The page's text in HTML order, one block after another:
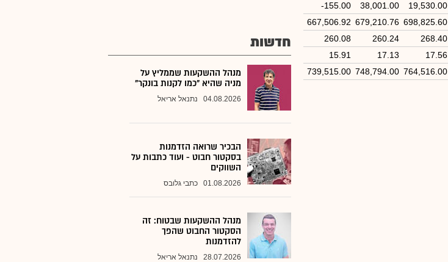
19,530.00
38,001.00
-155.00
698,825.60
679,210.76
667,506.92
268.40
260.24
260.08
17.56
17.13
15.91
764,516.00
748,794.00
739,515.00
חדשות
מנהל ההשקעות שממליץ על
מניה שהיא "כמו לקנות בונקר"
04.08.2026 נתנאל אריאל
הבכיר שרואה הזדמנות
בסקטור חבוט - ועוד כתבות על
השווקים
01.08.2026 כתבי גלובס
מנהל ההשקעות שבטוח: זה
הסקטור החבוט שהפך
להזדמנות
28.07.2026 נתנאל אריאל